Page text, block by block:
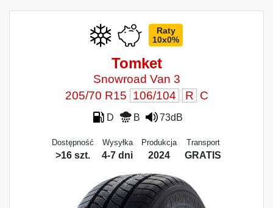
Raty
10x0%
Tomket
Snowroad Van 3
205/70 R15 106/104 R C
D B 73dB
Dostępność
>16 szt.
Wysyłka
4-7 dni
Produkcja
2024
Transport
GRATIS